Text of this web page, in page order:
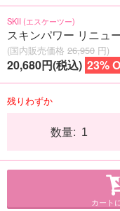
SKII (エスケーツー)
スキンパワー リニュ
(国内販売価格 26,950 円)
20,680円(税込) 23%
残りわずか
数量:
カート